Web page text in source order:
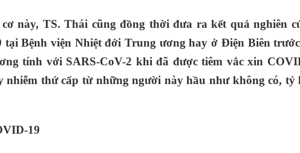
này, TS. Thái cũng đồng thời đưa ra kết quả nghiên
tại Bệnh viện Nhiệt đới Trung ương hay ở Điện Biên
tính với SARS-CoV-2 khi đã được tiêm vắc xin
nhiễm thứ cấp từ những người này hầu như không có, tỷ
19